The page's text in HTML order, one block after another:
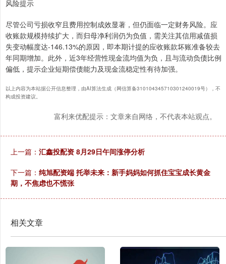
风险提示
尽管公司亏损收窄且费用控制成效显著，但仍面临一定财务风险。应
收账款规模持续扩大，而归母净利润仍为负值，需关注其信用减值损
失变动幅度达-146.13%的原因，即本期计提的应收账款坏账准备较去
年同期增加。此外，近3年经营性现金流均值为负，且与流动负债比例
偏低，提示企业短期偿债能力及现金流稳定性有待加强。
以上内容为本站据公开信息整理，由AI算法生成（网信算备310104345710301240019号），不
构成投资建议。
富利来优配提示：文章来自网络，不代表本站观点。
上一篇： 汇鑫投配资 8月29日午间涨停分析
下一篇： 纯旭配资端 托举未来：新手妈妈如何抓住宝宝成长黄金
期，不焦虑也不慌张
相关文章